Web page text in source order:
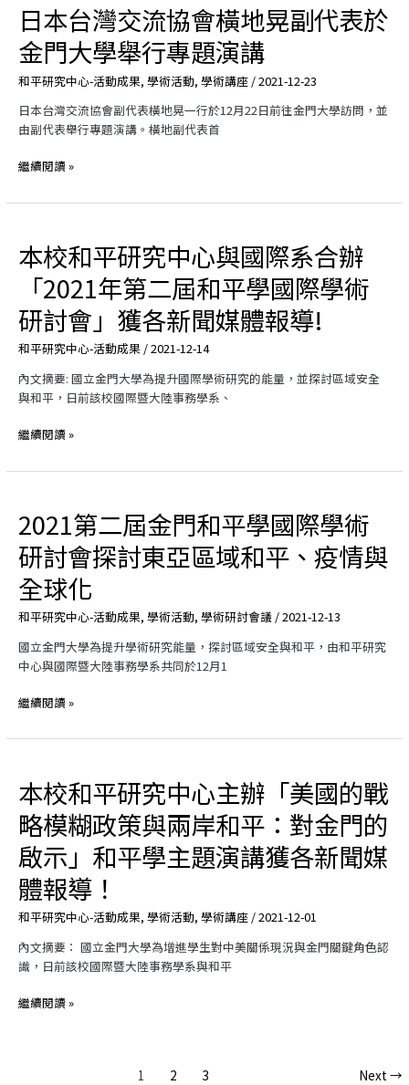
簽
署
MOU
合
作
備
忘
錄
日本台灣交流協會橫地晃副代表於
金門大學舉行專題演講
和平研究中心-活動成果, 學術活動, 學術講座/2021-12-23
日本台灣交流協會副代表橫地晃一行於12月22日前往金門大學訪問，並
由副代表舉行專題演講。橫地副代表首
日
本
台
交
流
協
橫
晃
表
門
大
學
舉
行
題
講
繼續閱讀 »
本校和平研究中心與國際系合辦
「2021年第二屆和平學國際學術
研討會」獲各新聞媒體報導!
和平研究中心-活動成果/2021-12-14
內文摘要: 國立金門大學為提升國際學術研究的能量，並探討區域安全
與和平，日前該校國際暨大陸事務學系、
本
校
平
研
究
心
與
際
「2021
年
第
二
屆
和
學
國
學
會」
獲
各
新
聞
媒
體
報
導!
繼續閱讀 »
2021第二屆金門和平學國際學術
研討會探討東亞區域和平、疫情與
全球化
和平研究中心-活動成果, 學術活動, 學術研討會議/2021-12-13
國立金門大學為提升學術研究能量，探討區域安全與和平，由和平研究
中心與國際暨大陸事務學系共同於12月1
2021
第
二
屆
金
門
平
學
際
討
會
探
討
東
亞
區
域
平、
疫
情
與
繼續閱讀 »
本校和平研究中心主辦「美國的戰
略模糊政策與兩岸和平：對金門的
啟示」和平學主題演講獲各新聞媒
體報導！
和平研究中心-活動成果, 學術活動, 學術講座/2021-12-01
內文摘要： 國立金門大學為增進學生對中美關係現況與金門關鍵角色認
識，日前該校國際暨大陸事務學系與和平
本
校
和
平
研
究
中
心
辦
「美
國
的
繼續閱讀 »
1 2 3 Next→